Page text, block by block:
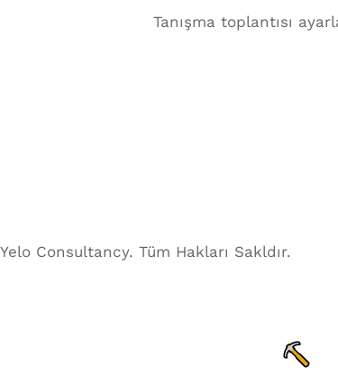
Tanışma toplantısı
Consultancy. Tüm Hakları Sakldır.